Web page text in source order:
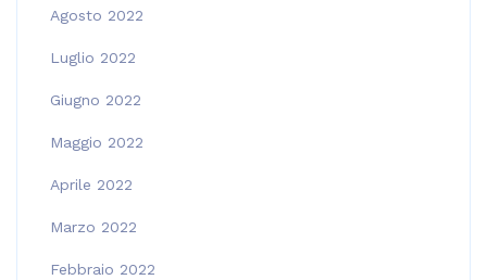
Agosto 2022
Luglio 2022
Giugno 2022
Maggio 2022
Aprile 2022
Marzo 2022
Febbraio 2022